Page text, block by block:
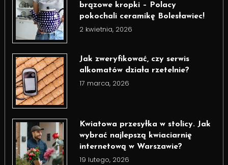
brązowe kropki – Polacy
pokochali ceramikę Bolesławiec!
2 kwietnia, 2026
Jak zweryfikować, czy serwis
alkomatów działa rzetelnie?
17 marca, 2026
Kwiatowa przesyłka w stolicy. Jak
wybrać najlepszą kwiaciarnię
internetową w Warszawie?
19 lutego, 2026